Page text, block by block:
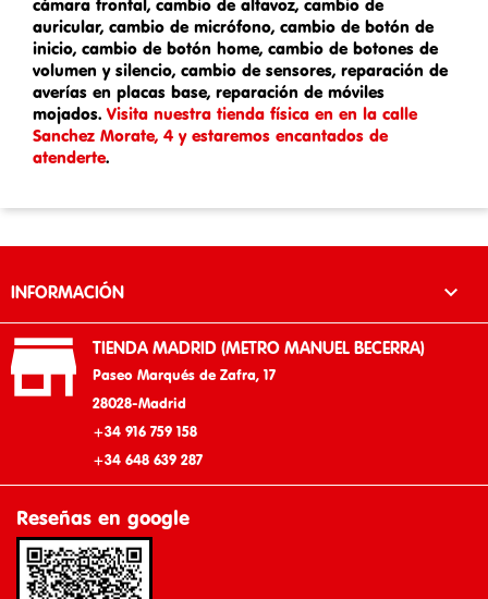
cámara frontal, cambio de altavoz, cambio de
auricular, cambio de micrófono, cambio de botón de
inicio, cambio de botón home, cambio de botones de
volumen y silencio, cambio de sensores, reparación de
averías en placas base, reparación de móviles
mojados.Visita nuestra tienda física en en la calle
Sanchez Morate, 4 y estaremos encantados de
atenderte.
INFORMACIÓN 
 TIENDA MADRID (METRO MANUEL BECERRA)
Paseo Marqués de Zafra, 17
28028-Madrid
+34 916 759 158
+34 648 639 287
Reseñas en google